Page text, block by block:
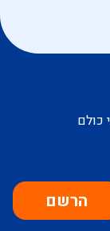
כולם
הרשם